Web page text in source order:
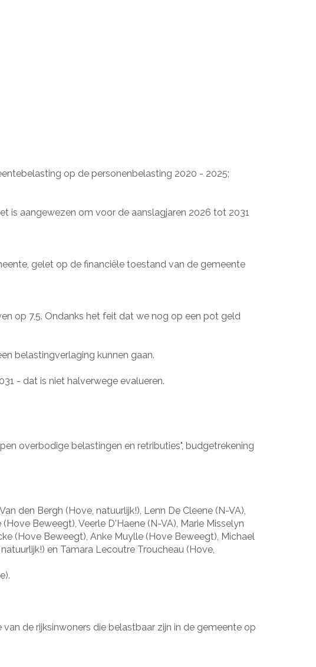
op de personenbelasting 2020 - 2025;
is aangewezen om voor de aanslagjaren 2026 tot 2031
gelet op de financiële toestand van de gemeente
op 7,5. Ondanks het feit dat we nog op een pot geld
belastingverlaging kunnen gaan.
- dat is niet halverwege evalueren.
overbodige belastingen en retributies", budgetrekening
den Bergh (Hove, natuurlijk!), Lenn De Cleene (N-VA),
Beweegt), Veerle D'Haene (N-VA), Marie Misselyn
(Hove Beweegt), Anke Muylle (Hove Beweegt), Michael
en Tamara Lecoutre Troucheau (Hove,
de rijksinwoners die belastbaar zijn in de gemeente op